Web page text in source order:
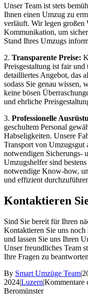
Unser Team ist stets
Ihnen einen Umzug zu
verläuft. Wir legen großen
Kommunikation, um
Stand Ihres Umzugs
2. Transparente Preise:
Preisgestaltung ist fair
detailliertes Angebot, das
sodass Sie genau wissen,
keine bösen
und ehrliche
3. Professionelle
geschultem Personal
Habseligkeiten. Unsere
Transport von Umzugsgut
notwendigen Sicherungs-
Umzugshelfer sind
notwendige Know-how,
und effizient
Kontaktieren
Sind Sie bereit für Ihren
Kontaktieren Sie uns
und lassen Sie uns Ihren
Unser freundliches Team
Ihre Fragen zu
By Smart Umzüge Team|
2024|Luzern|Kommentare
Beromünster